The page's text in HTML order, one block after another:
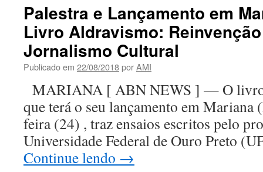
Palestra e Lançamento em
Livro Aldravismo:
Jornalismo Cultural
Publicado em 22/08/2018porAMI
MARIANA [ ABN NEWS ] — O livro
que terá o seu lançamento em Mariana
feira (24) , traz ensaios escritos pelo
Universidade Federal de Ouro Preto
Continue lendo →